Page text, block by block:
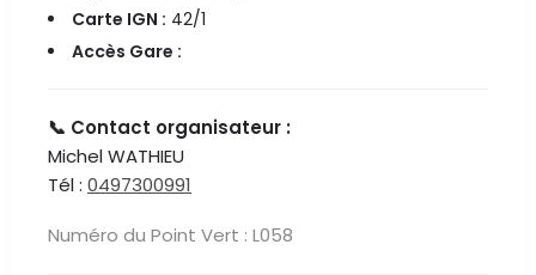
Carte IGN : 42/1
Accès Gare :
📞 Contact organisateur :
Michel WATHIEU
Tél : 0497300991
Numéro du Point Vert : L058